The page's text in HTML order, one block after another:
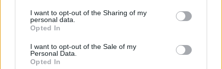
I want to opt-out of the Sharing of my
personal data.
Opted In
I want to opt-out of the Sale of my
Personal Data.
Opted In